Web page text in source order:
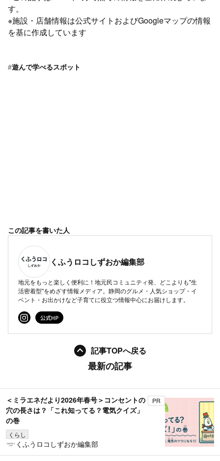
す。
※施設・店舗情報は公式サイトおよびGoogleマップの情報
を基に作成しています
#遊んで学べるスポット
この記事を書いた人
くふうロコしずおか編集部
地元をもっと楽しく便利に！地元民コミュニティ発、どこよりも"生
活密着型"をめざす情報メディア。静岡のグルメ・人気ショップ・イ
ベント・お出かけなど子育てに役立つ情報中心にお届けします。
記事TOPへ戻る
最新の記事
＜ミラエネだより2026年春号＞コンセントの
穴の長さは？「これ知ってる？電気クイズ」
の巻
くらし
PR
くふうロコしずおか編集部